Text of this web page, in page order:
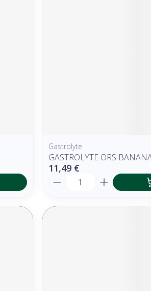
Gastrolyte
GASTROLYTE ORS
11,49 €
Quantité